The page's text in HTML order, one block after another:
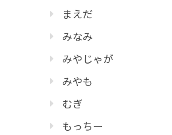
まえだ
みなみ
みやじゃが
みやも
むぎ
もっちー